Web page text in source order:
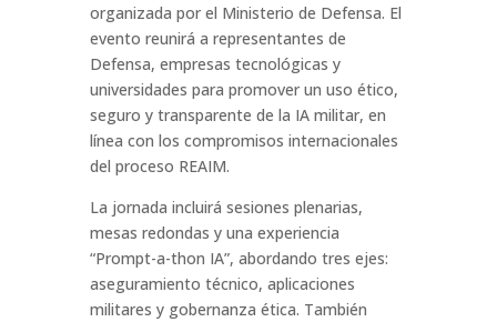
organizada por el Ministerio de Defensa. El
evento reunirá a representantes de
Defensa, empresas tecnológicas y
universidades para promover un uso ético,
seguro y transparente de la IA militar, en
línea con los compromisos internacionales
del proceso REAIM.
La jornada incluirá sesiones plenarias,
mesas redondas y una experiencia
“Prompt-a-thon IA”, abordando tres ejes:
aseguramiento técnico, aplicaciones
militares y gobernanza ética. También